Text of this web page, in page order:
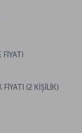
FİYATI (2 KİŞİLİK)